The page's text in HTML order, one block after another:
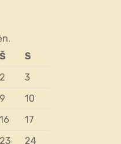
Š
S
2
3
9
10
16
17
23 24